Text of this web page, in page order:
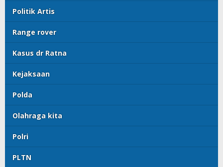
Politik Artis
Range rover
Kasus dr Ratna
Kejaksaan
Polda
Olahraga kita
Polri
PLTN